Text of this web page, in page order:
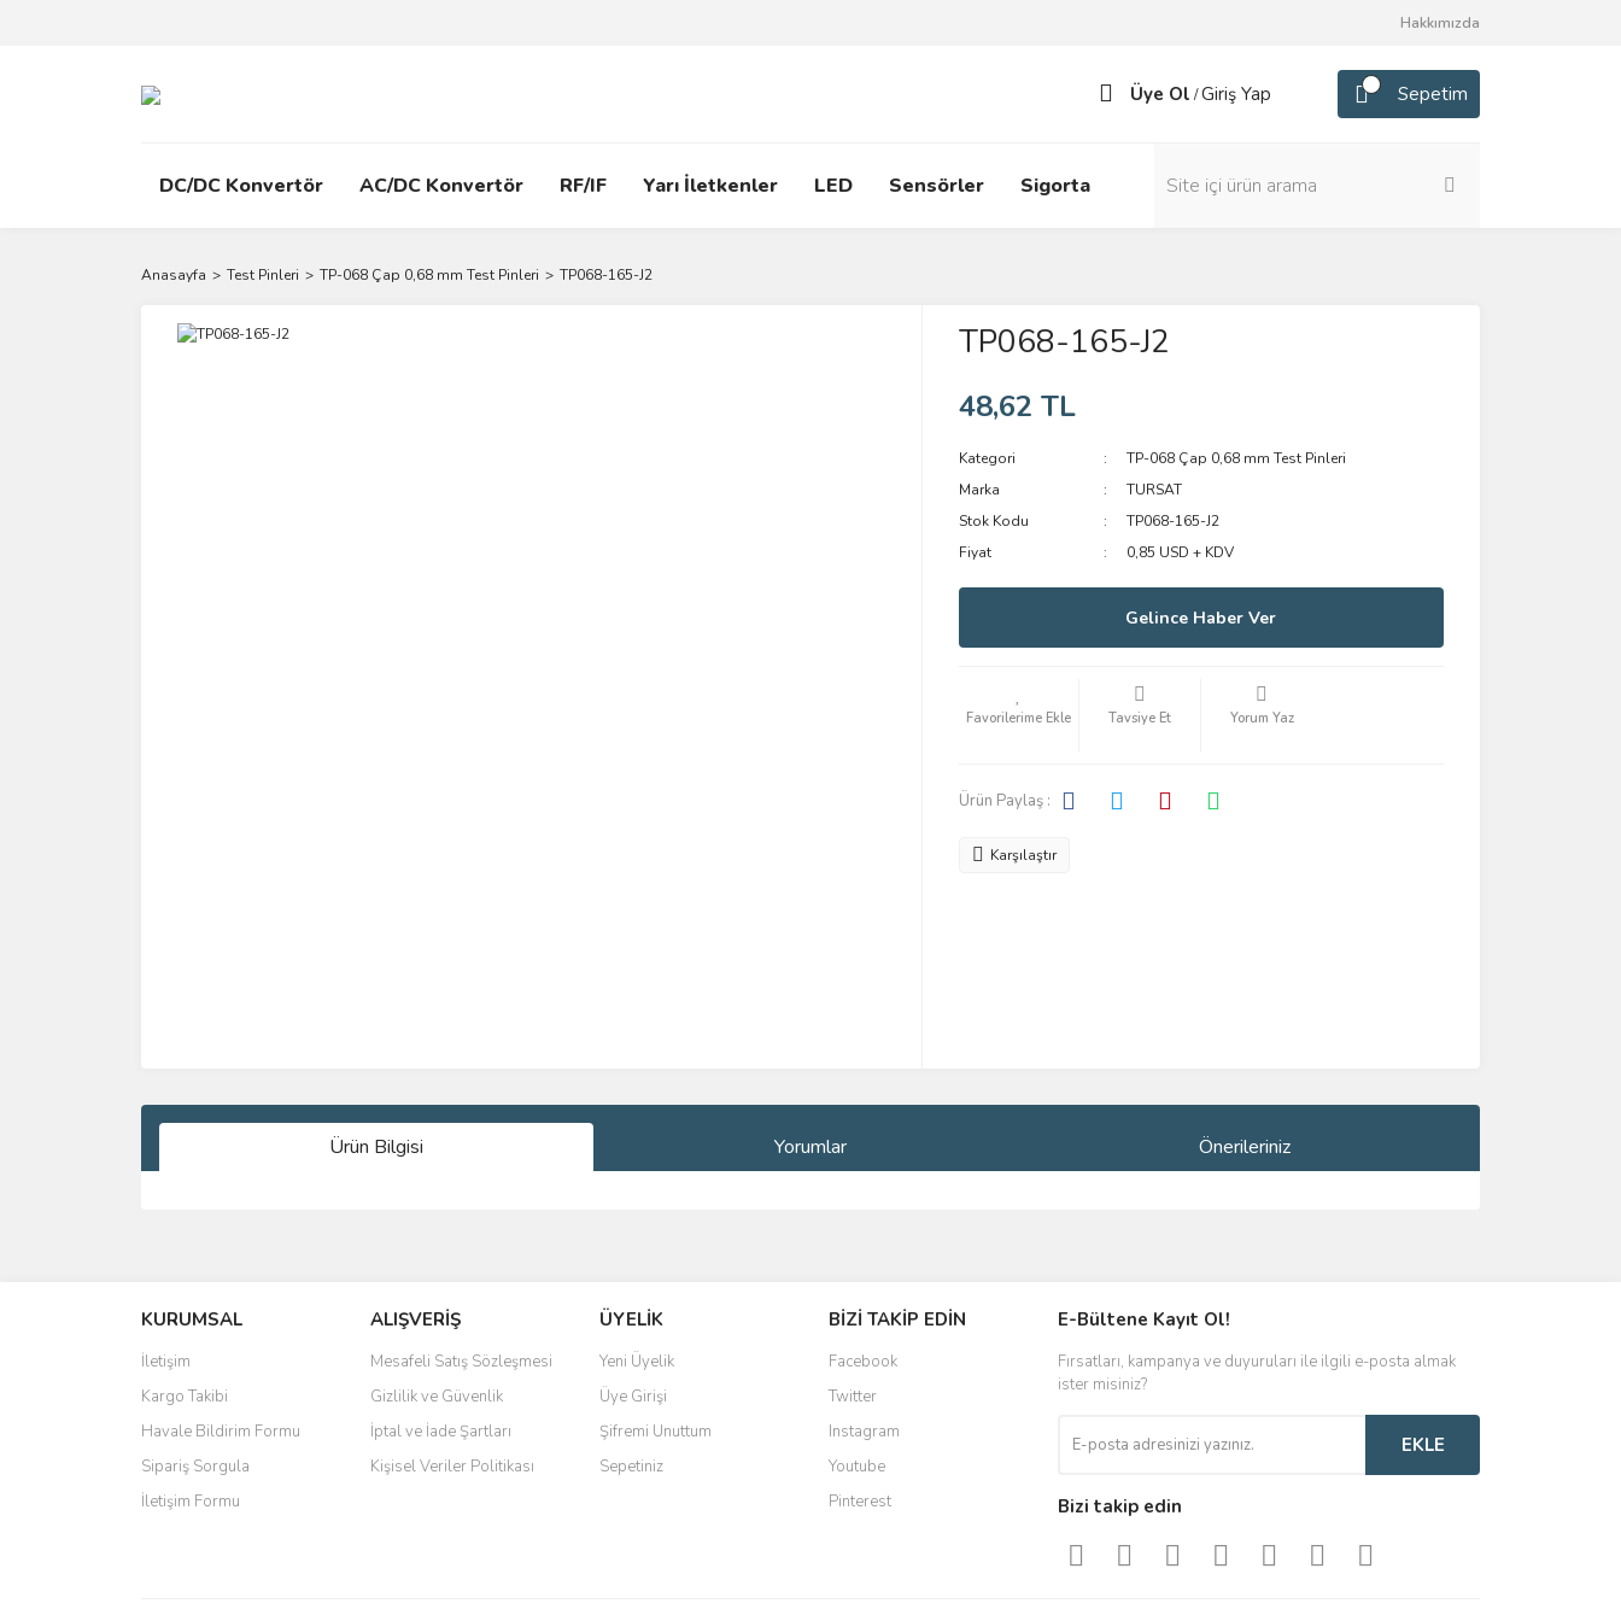
Hakkımızda
Üye Ol /Giriş Yap Sepetim
DC/DC Konvertör AC/DC Konvertör RF/IF Yarı İletkenler LED Sensörler Sigorta
Anasayfa Test Pinleri TP-068 Çap 0,68 mm Test Pinleri TP068-165-J2
TP068-165-J2
48,62 TL
Kategori
TP-068 Çap 0,68 mm Test Pinleri
Marka
TURSAT
Stok Kodu
TP068-165-J2
Fiyat
0,85 USD + KDV
Gelince Haber Ver
Tavsiye Et Yorum Yaz
Ürün Paylaş :
Karşılaştır
Ürün Bilgisi Yorumlar Önerileriniz
Ürün resmi kalitesiz, bozuk veya görüntülenemiyor.
Ürün açıklamasında eksik bilgiler bulunuyor.
Ürün bilgilerinde hatalar bulunuyor.
Ürün fiyatı diğer sitelerden daha pahalı.
Bu ürüne benzer farklı alternatifler olmalı.
KURUMSAL
İletişim
Kargo Takibi
Havale Bildirim Formu
Sipariş Sorgula
İletişim Formu
ALIŞVERİŞ
Mesafeli Satış Sözleşmesi
Gizlilik ve Güvenlik
İptal ve İade Şartları
Kişisel Veriler Politikası
ÜYELİK
Yeni Üyelik
Üye Girişi
Şifremi Unuttum
Sepetiniz
BİZİ TAKİP EDİN
Facebook
Twitter
Instagram
Youtube
Pinterest
E-Bültene Kayıt Ol!
Fırsatları, kampanya ve duyuruları ile ilgili e-posta almak
ister misiniz?
EKLE
Bizi takip edin